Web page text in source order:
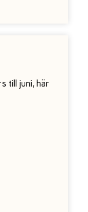
till juni, här